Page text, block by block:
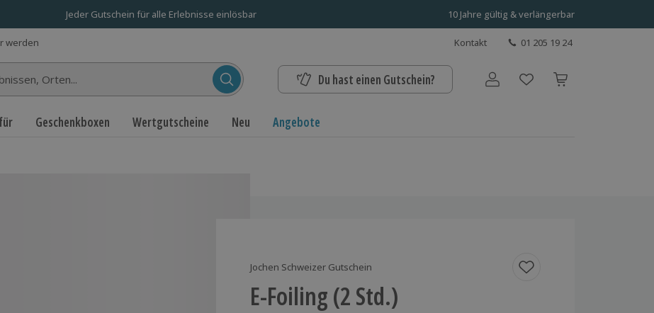
Jeder Gutschein für alle Erlebnisse einlösbar 10 Jahre gültig & verlängerbar
werden Kontakt 01 205 19 24
Du hast einen Gutschein? Benutzerkonto
Geschenkboxen Wertgutscheine Neu Angebote
Jochen Schweizer Gutschein
E-Foiling (2 Std.)